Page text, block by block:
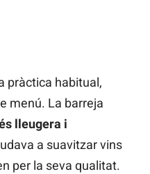
pràctica habitual,
menú. La barreja
lleugera i
a suavitzar vins
per la seva qualitat.